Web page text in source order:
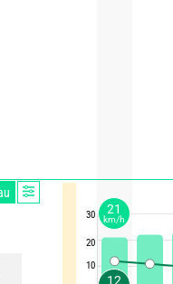
30
20
10
12
21
km/h